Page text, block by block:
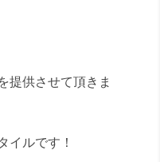
提供させて頂きま
イルです！